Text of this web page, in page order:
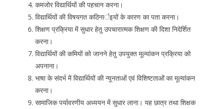
कमजोर विद्यार्थियों की पहचान करना।
विद्यार्थियों की विषयगत कठिनार्इयों के कारण का पता करना।
शिक्षण प्रक्रिया में सुधार हेतु उपचारात्मक शिक्षण की दिशा निदेर्शित
करना।
विद्यार्थियों की कमियों को जानने हेतु उपयुक्त मूल्यांकन प्रक्रिया को
अपनाना।
भाषा के संदर्भ में विद्यार्थियों की न्यूनताओं एवं विशिष्टताओं का मूल्यांकन
करना।
सामाजिक पर्यावरणीय अध्ययन में सुधार लाना। यह छात्र तथा शिक्षक